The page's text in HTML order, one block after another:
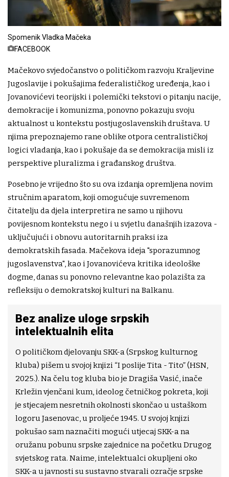
Spomenik Vladka Mačeka
FACEBOOK
Mačekovo svjedočanstvo o političkom razvoju Kraljevine
Jugoslavije i pokušajima federalističkog uređenja, kao i
Jovanovićevi teorijski i polemički tekstovi o pitanju nacije,
demokracije i komunizma, ponovno pokazuju svoju
aktualnost u kontekstu postjugoslavenskih društava. U
njima prepoznajemo rane oblike otpora centralističkoj
logici vladanja, kao i pokušaje da se demokracija misli iz
perspektive pluralizma i građanskog društva.
Posebno je vrijedno što su ova izdanja opremljena novim
stručnim aparatom, koji omogućuje suvremenom
čitatelju da djela interpretira ne samo u njihovu
povijesnom kontekstu nego i u svjetlu današnjih izazova -
uključujući i obnovu autoritarnih praksi iza
demokratskih fasada. Mačekova ideja "sporazumnog
jugoslavenstva", kao i Jovanovićeva kritika ideološke
dogme, danas su ponovno relevantne kao polazišta za
refleksiju o demokratskoj kulturi na Balkanu.
Bez analize uloge srpskih
intelektualnih elita
O političkom djelovanju SKK-a (Srpskog kulturnog
kluba) pišem u svojoj knjizi “I poslije Tita - Tito” (HSN,
2025.). Na čelu tog kluba bio je Dragiša Vasić, inače
Krležin vjenčani kum, ideolog četničkog pokreta, koji
je stjecajem nesretnih okolnosti skončao u ustaškom
logoru Jasenovac, u proljeće 1945. U svojoj knjizi
pokušao sam naznačiti mogući utjecaj SKK-a na
oružanu pobunu srpske zajednice na početku Drugog
svjetskog rata. Naime, intelektualci okupljeni oko
SKK-a u javnosti su sustavno stvarali ozračje srpske